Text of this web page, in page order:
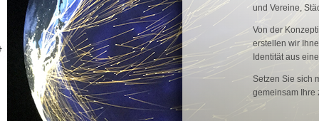
und Vereine,
Von der
erstellen wir
Identität aus
Setzen Sie sich
gemeinsam Ihre